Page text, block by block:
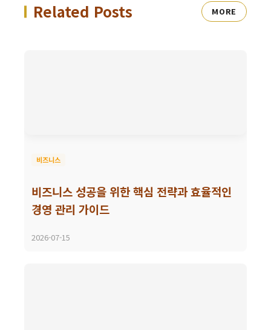
Related Posts MORE
비즈니스
비즈니스 성공을 위한 핵심 전략과 효율적인
경영 관리 가이드
2026-07-15